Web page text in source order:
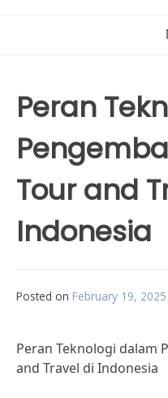
Peran
Tour and
Indonesia
Posted on February 19, 2025
Peran Teknologi dalam
and Travel di Indonesia